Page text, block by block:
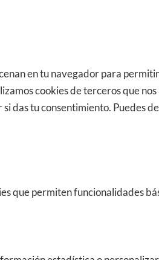
en tu navegador para
cookies de terceros que
das tu consentimiento. Puedes
que permiten funcionalidades